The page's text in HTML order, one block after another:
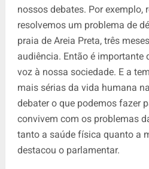
nossos debates. Por exemplo,
resolvemos um problema de
praia de Areia Preta, três
audiência. Então é importante
voz à nossa sociedade. E a
mais sérias da vida humana
debater o que podemos fazer
convivem com os problemas
tanto a saúde física quanto a
destacou o parlamentar.